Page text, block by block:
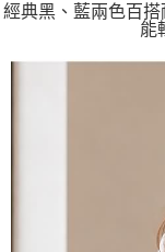
經典黑、藍兩色百
能